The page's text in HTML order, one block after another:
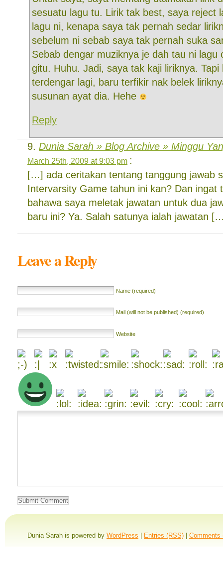
sesuatu lagu tu. Lirik tak best, saya reject
lagu ni, kenapa saya tak pernah sedar
sebelum ni sebab saya tak pernah suka
Sebab dengar muziknya je dah tau ni lagu
gitu. Huhu. Jadi, saya tak kaji liriknya.
terdengar lagi, baru terfikir nak belek
susunan ayat dia. Hehe
Reply
Dunia Sarah » Blog Archive » Minggu
March 25th, 2009 at 9:03 pm :
[…] ada ceritakan tentang tanggung jawab
Intervarsity Game tahun ini kan? Dan ingat
bahawa saya meletak jawatan untuk dua
baru ini? Ya. Salah satunya ialah jawatan
Leave a Reply
Name (required)
Mail (will not be published) (required)
Website
Dunia Sarah is powered by WordPress Entries (RSS) Comments